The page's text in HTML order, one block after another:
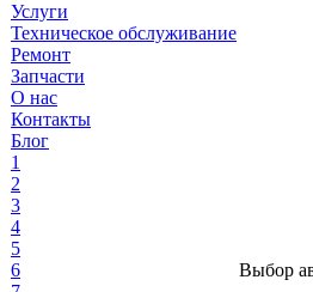
Услуги
Техническое обслуживание
Ремонт
Запчасти
О нас
Контакты
Блог
1
2
3
4
5
6
Выбор